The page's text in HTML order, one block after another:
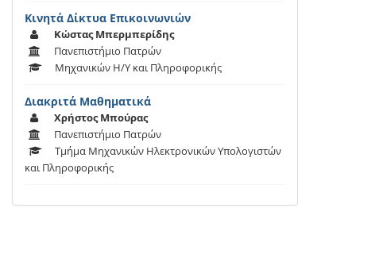
Κινητά Δίκτυα Επικοινωνιών
Κώστας Μπερμπερίδης
Πανεπιστήμιο Πατρών
Μηχανικών Η/Υ και Πληροφορικής
Διακριτά Μαθηματικά
Χρήστος Μπούρας
Πανεπιστήμιο Πατρών
Τμήμα Μηχανικών Ηλεκτρονικών Υπολογιστών
και Πληροφορικής